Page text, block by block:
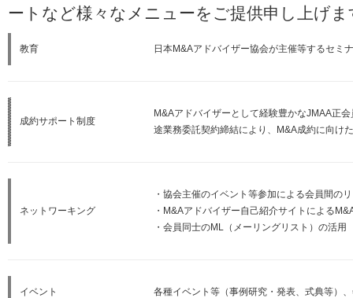
ートなど様々なメニューをご提供申し上げま
教育 日本M&Aアドバイザー協会が主催等するセミ
成約サポート制度
M&Aアドバイザーとして経験豊かなJMAA正
途業務委託契約締結により、M&A成約に向け
ネットワーキング
・協会主催のイベント等参加による会員間の
・M&Aアドバイザー自己紹介サイトによる
・会員同士のML（メーリングリスト）の活用
イベント 各種イベント等（事例研究・発表、式典等）